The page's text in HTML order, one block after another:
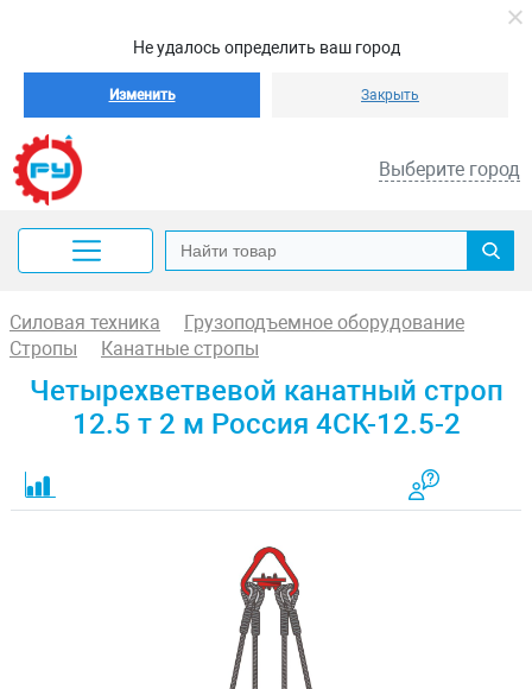
Не удалось определить ваш город
Изменить Закрыть
Выберите город
Силовая техника
Грузоподъемное оборудование
Стропы
Канатные стропы
Четырехветвевой канатный строп
12.5 т 2 м Россия 4СК-12.5-2